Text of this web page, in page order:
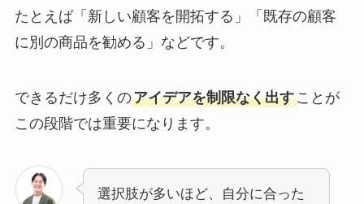
たとえば「新しい顧客を開拓する」「既存の顧客
に別の商品を勧める」などです。
できるだけ多くのアイデアを制限なく出すことが
この段階では重要になります。
選択肢が多いほど、自分に合った